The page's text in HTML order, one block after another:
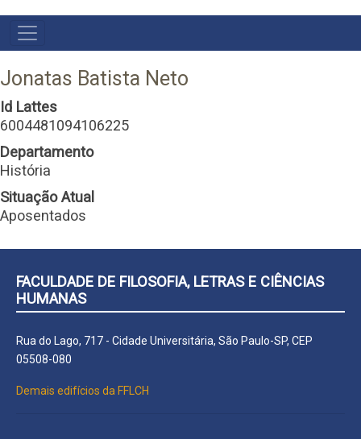
NAVEGADOR
PRINCIPAL
Jonatas Batista Neto
Id Lattes
6004481094106225
Departamento
História
Situação Atual
Aposentados
FACULDADE DE FILOSOFIA, LETRAS E CIÊNCIAS
HUMANAS
Rua do Lago, 717 - Cidade Universitária, São Paulo-SP, CEP
05508-080
Demais edifícios da FFLCH